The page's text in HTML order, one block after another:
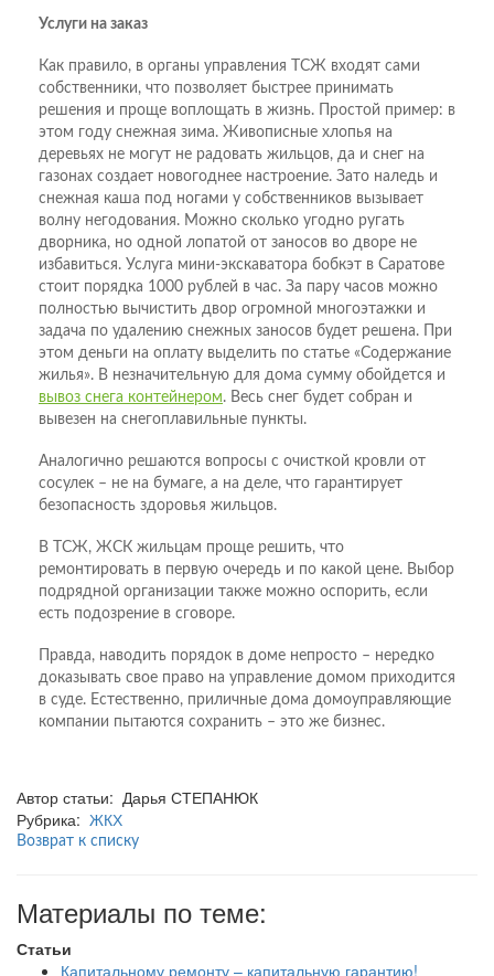
Услуги на заказ
Как правило, в органы управления ТСЖ входят сами
собственники, что позволяет быстрее принимать
решения и проще воплощать в жизнь. Простой пример: в
этом году снежная зима. Живописные хлопья на
деревьях не могут не радовать жильцов, да и снег на
газонах создает новогоднее настроение. Зато наледь и
снежная каша под ногами у собственников вызывает
волну негодования. Можно сколько угодно ругать
дворника, но одной лопатой от заносов во дворе не
избавиться. Услуга мини-экскаватора бобкэт в Саратове
стоит порядка 1000 рублей в час. За пару часов можно
полностью вычистить двор огромной многоэтажки и
задача по удалению снежных заносов будет решена. При
этом деньги на оплату выделить по статье «Содержание
жилья». В незначительную для дома сумму обойдется и
вывоз снега контейнером. Весь снег будет собран и
вывезен на снегоплавильные пункты.
Аналогично решаются вопросы с очисткой кровли от
сосулек – не на бумаге, а на деле, что гарантирует
безопасность здоровья жильцов.
В ТСЖ, ЖСК жильцам проще решить, что
ремонтировать в первую очередь и по какой цене. Выбор
подрядной организации также можно оспорить, если
есть подозрение в сговоре.
Правда, наводить порядок в доме непросто – нередко
доказывать свое право на управление домом приходится
в суде. Естественно, приличные дома домоуправляющие
компании пытаются сохранить – это же бизнес.
Автор статьи: Дарья СТЕПАНЮК
Рубрика: ЖКХ
Возврат к списку
Материалы по теме:
Статьи
Капитальному ремонту – капитальную гарантию!